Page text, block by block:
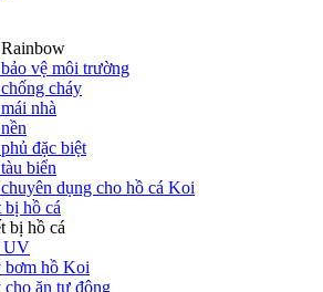
vệ môi trường
cháy
nhà
đặc biệt
biển
dụng cho hồ cá Koi
hồ cá
bị hồ cá
UV
bơm hồ Koi
cho ăn tự động